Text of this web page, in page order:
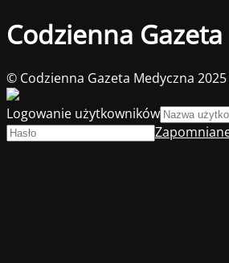
Codzienna
© Codzienna Gazeta Medyczna 2025
Logowanie użytkowników